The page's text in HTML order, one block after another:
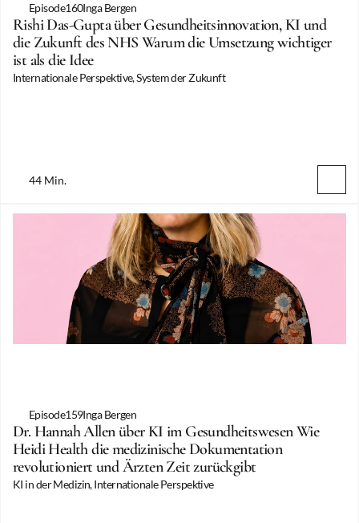
Episode160Inga Bergen
Rishi Das-Gupta über Gesundheitsinnovation, KI und
die Zukunft des NHS Warum die Umsetzung wichtiger
ist als die Idee
Internationale Perspektive, System der Zukunft
44 Min.
Episode159Inga Bergen
Dr. Hannah Allen über KI im Gesundheitswesen Wie
Heidi Health die medizinische Dokumentation
revolutioniert und Ärzten Zeit zurückgibt
KI in der Medizin, Internationale Perspektive